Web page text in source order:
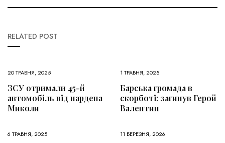
RELATED POST
20 ТРАВНЯ, 2025
ЗСУ отримали 45-й
автомобіль від нардепа
Миколи
1 ТРАВНЯ, 2025
Барська громада в
скорботі: загинув Герой
Валентин
6 ТРАВНЯ, 2025 11 БЕРЕЗНЯ, 2026